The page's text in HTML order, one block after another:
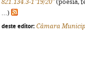
821.134.3-1"19/20"(poesia,
...)
deste editor: Câmara